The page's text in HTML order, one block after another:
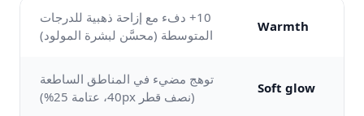
Warmth
‎+10 دفء مع إزاحة ذهبية للدرجات
المتوسطة (محسَّن لبشرة المولود)
Soft glow
توهج مضيء في المناطق الساطعة
(نصف قطر 40px، عتامة 25%)